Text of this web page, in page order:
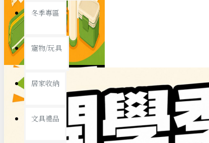
春節/新年
冬季專區
寵物/玩具
居家收納
文具禮品